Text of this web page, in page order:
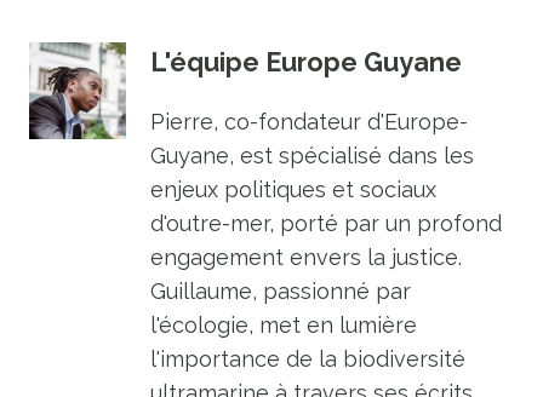
L'équipe Europe Guyane
Pierre, co-fondateur d'Europe-
Guyane, est spécialisé dans les
enjeux politiques et sociaux
d'outre-mer, porté par un profond
engagement envers la justice.
Guillaume, passionné par
l'écologie, met en lumière
l'importance de la biodiversité